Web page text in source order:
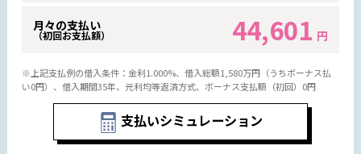
月々の支払い
（初回お支払額） 44,601 円
※上記支払例の借入条件：金利1.000%、借入総額1,580万円（うちボーナス払
い0円）、借入期間35年、元利均等返済方式、ボーナス支払額（初回）0円
支払いシミュレーション